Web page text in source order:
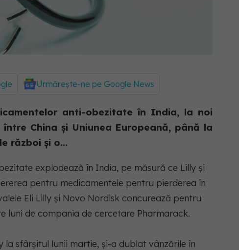
Urmărește-ne pe Google News
anti-obezitate în India, la noi
China și Uniunea Europeană, până la
război și o...
explodează în India, pe măsură ce Lilly și
pentru medicamentele pentru pierderea în
Eli Lilly și Novo Nordisk concurează pentru
de compania de cercetare Pharmarack.
la sfârșitul lunii martie, și-a dublat vânzările în